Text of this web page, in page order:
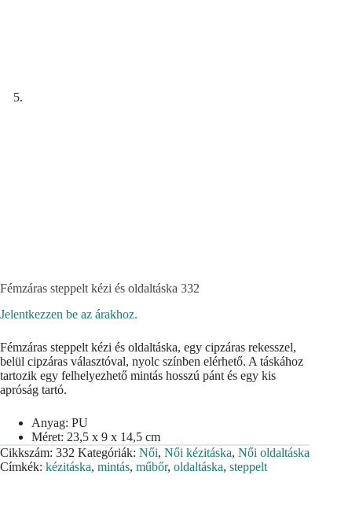
Fémzáras steppelt kézi és oldaltáska 332
Jelentkezzen be az árakhoz.
Fémzáras steppelt kézi és oldaltáska, egy cipzáras rekesszel,
belül cipzáras választóval, nyolc színben elérhető. A táskához
tartozik egy felhelyezhető mintás hosszú pánt és egy kis
apróság tartó.
Anyag: PU
Méret: 23,5 x 9 x 14,5 cm
Cikkszám: 332 Kategóriák: Női, Női kézitáska, Női oldaltáska
Címkék: kézitáska, mintás, műbőr, oldaltáska, steppelt